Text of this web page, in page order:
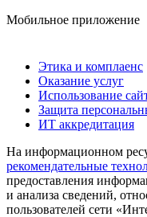
Мобильное приложение
Этика и комплаенс
Оказание услуг
Использование
Защита
ИТ аккредитация
На информационном
рекомендательные
предоставления
и анализа сведений,
пользователей сети